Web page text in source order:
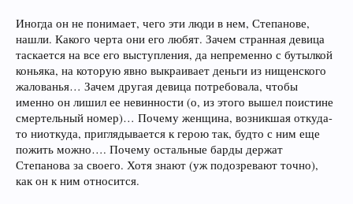
Иногда он не понимает, чего эти люди в нем, Степанове,
нашли. Какого черта они его любят. Зачем странная девица
таскается на все его выступления, да непременно с бутылкой
коньяка, на которую явно выкраивает деньги из нищенского
жалованья… Зачем другая девица потребовала, чтобы
именно он лишил ее невинности (о, из этого вышел поистине
смертельный номер)… Почему женщина, возникшая откуда-
то ниоткуда, приглядывается к герою так, будто с ним еще
пожить можно…. Почему остальные барды держат
Степанова за своего. Хотя знают (уж подозревают точно),
как он к ним относится.